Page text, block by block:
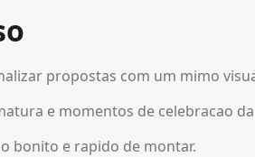
propostas com um mimo
e momentos de celebracao
bonito e rapido de montar.